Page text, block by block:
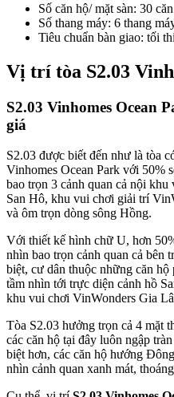
Số căn hộ/ mặt sàn: 30 căn
Số thang máy: 6 thang
Tiêu chuẩn bàn giao: tối
Vị trí tòa S2.03
S2.03 Vinhomes Ocean
giá
S2.03 được biết đến như là tòa
Vinhomes Ocean Park với 50%
bao trọn 3 cảnh quan cả nội
San Hô, khu vui chơi giải trí
và ôm trọn dòng sông Hồng.
Với thiết kế hình chữ U, hơn
nhìn bao trọn cảnh quan cả bên
biệt, cư dân thuộc những căn
tầm nhìn tới trực diện cảnh hồ
khu vui chơi VinWonders Gia
Tòa S2.03 hưởng trọn cả 4 mặt
các căn hộ tại đây luôn ngập
biệt hơn, các căn hộ hướng
nhìn cảnh quan xanh mát,